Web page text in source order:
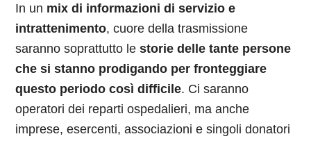
In un mix di informazioni di servizio e
intrattenimento, cuore della trasmissione
saranno soprattutto lestorie delle tante persone
che si stanno prodigando per fronteggiare
questo periodo così difficile. Ci saranno
operatori dei reparti ospedalieri, ma anche
imprese, esercenti, associazioni e singoli donatori